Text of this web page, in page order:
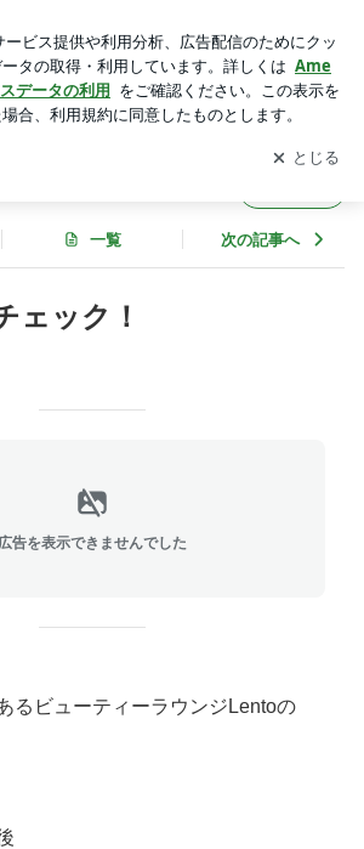
ドして ブログの更新通知
を受け取りまし
開く
一覧 次の記事へ
ェック！
広告を表示できませんでした
るビューティーラウンジLentoの